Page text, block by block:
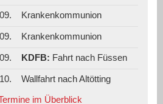
Krankenkommunion
Krankenkommunion
KDFB: Fahrt nach Füssen
Wallfahrt nach Altötting
im Überblick